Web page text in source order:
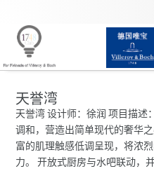
天誉湾
天誉湾 设计师：徐润 项目描述
调和，营造出简单现代的奢华
富的肌理触感低调呈现，将浓
力。 开放式厨房与水吧联动，